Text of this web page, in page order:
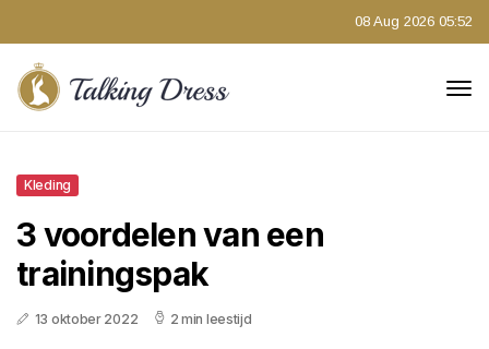
08 Aug 2026 05:52
Kleding
3 voordelen van een
trainingspak
13 oktober 2022 2 min leestijd